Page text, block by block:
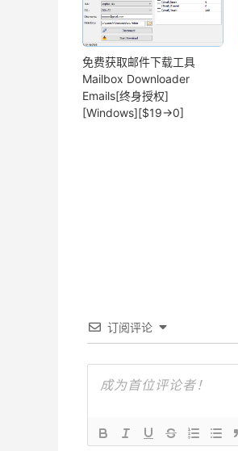
免费获取邮件下载工具
Mailbox Downloader
Emails[终身授权]
[Windows][$19→0]
订阅评论